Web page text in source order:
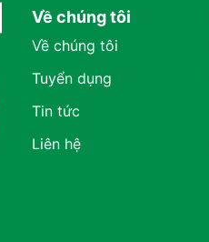
Về chúng tôi
Về chúng tôi
Tuyển dụng
Tin tức
Liên hệ